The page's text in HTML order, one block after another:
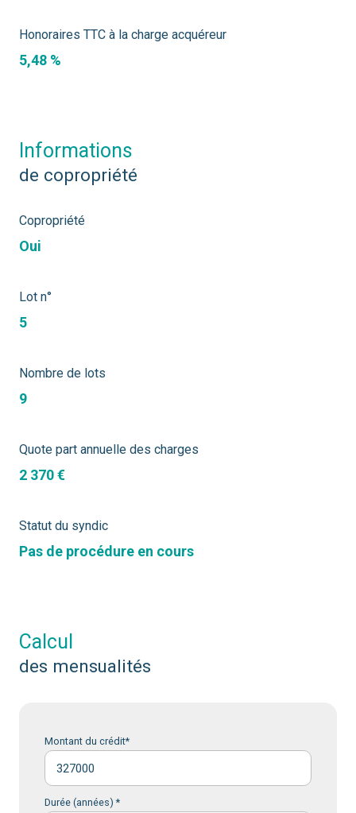
Honoraires TTC à la charge acquéreur
5,48 %
informations
de copropriété
Copropriété
Oui
Lot n°
5
Nombre de lots
9
Quote part annuelle des charges
2 370 €
Statut du syndic
Pas de procédure en cours
calcul
des mensualités
Montant du crédit*
Durée (années) *